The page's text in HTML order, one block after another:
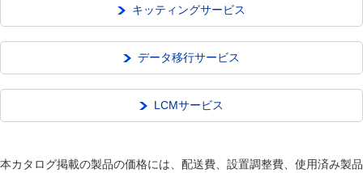
キッティングサービス
データ移行サービス
LCMサービス
本カタログ掲載の製品の価格には、配送費、設置調整費、使用済み製品